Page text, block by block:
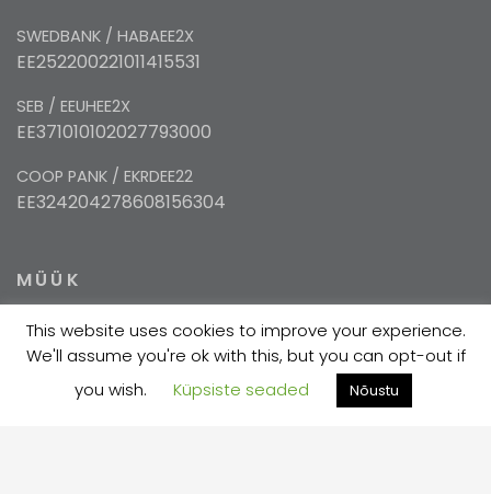
SWEDBANK / HABAEE2X
EE252200221011415531
SEB / EEUHEE2X
EE371010102027793000
COOP PANK / EKRDEE22
EE324204278608156304
MÜÜK
+372 5354 1447
This website uses cookies to improve your experience.
We'll assume you're ok with this, but you can opt-out if
you wish.
Küpsiste seaded Nõustu